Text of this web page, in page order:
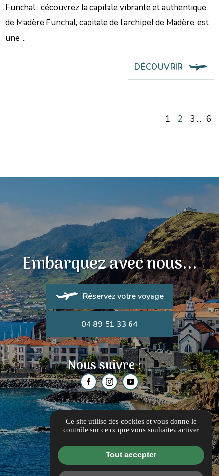
Funchal : découvrez la capitale vibrante et authentique
de Madère Funchal, capitale de l’archipel de Madère, est
une ...
DÉCOUVRIR
1 2 3 ... 6
Embarquez avec nous...
Réservez votre voyage
04 89 51 33 64
Nous suivre :
Ce site utilise des cookies et vous donne le
contrôle sur ceux que vous souhaitez activer
Tout accepter